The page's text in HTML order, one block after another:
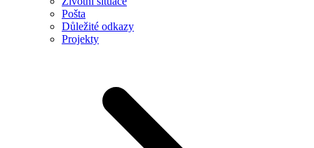
Pošta
Důležité odkazy
Projekty